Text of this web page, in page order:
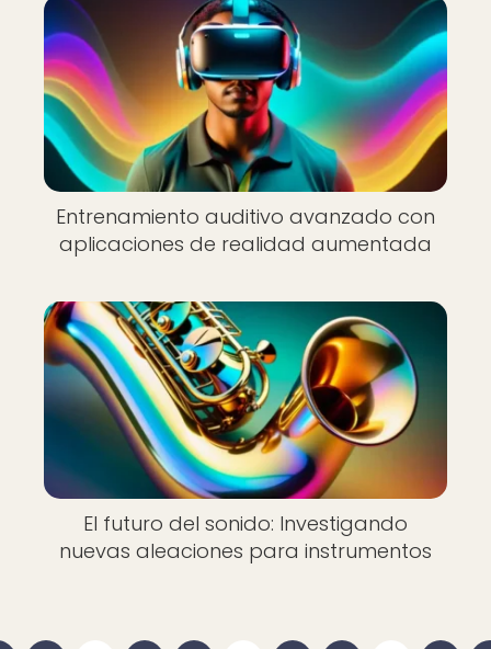
Entrenamiento auditivo avanzado con
aplicaciones de realidad aumentada
El futuro del sonido: Investigando
nuevas aleaciones para instrumentos